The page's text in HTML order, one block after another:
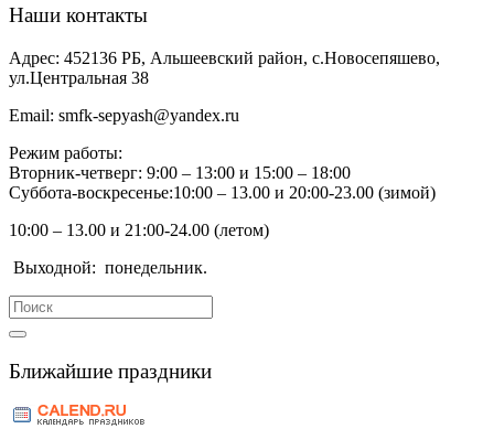
Наши контакты
Адрес: 452136 РБ, Альшеевский район, с.Новосепяшево,
ул.Центральная 38
Email: smfk-sepyash@yandex.ru
Режим работы:
Вторник-четверг: 9:00 – 13:00 и 15:00 – 18:00
Суббота-воскресенье:10:00 – 13.00 и 20:00-23.00 (зимой)
10:00 – 13.00 и 21:00-24.00 (летом)
Выходной: понедельник.
Search
for:
Ближайшие праздники